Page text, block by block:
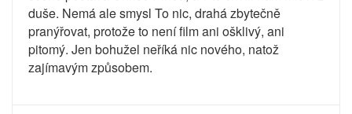
duše. Nemá ale smysl To nic, drahá zbytečně
pranýřovat, protože to není film ani ošklivý, ani
pitomý. Jen bohužel neříká nic nového, natož
zajímavým způsobem.